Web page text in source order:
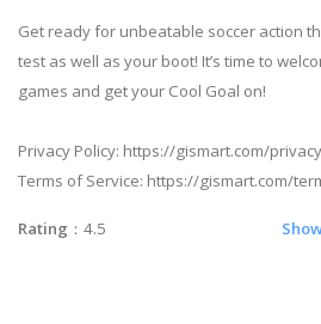
Get ready for unbeatable soccer action
test as well as your boot! It’s time to
games and get your Cool Goal on!
Privacy Policy: https://gismart.com/
Terms of Service: https://gismart.com/
Rating ：4.5